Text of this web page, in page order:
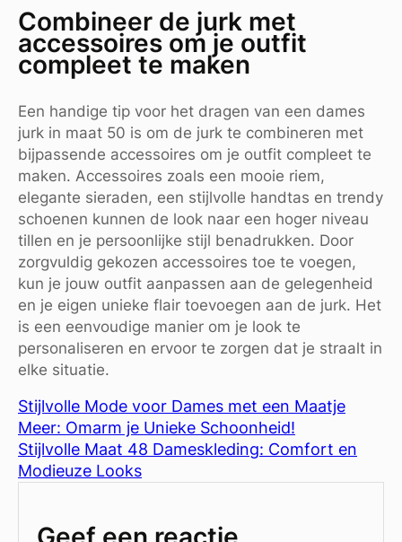
Combineer de jurk met
accessoires om je outfit
compleet te maken
Een handige tip voor het dragen van een dames
jurk in maat 50 is om de jurk te combineren met
bijpassende accessoires om je outfit compleet te
maken. Accessoires zoals een mooie riem,
elegante sieraden, een stijlvolle handtas en trendy
schoenen kunnen de look naar een hoger niveau
tillen en je persoonlijke stijl benadrukken. Door
zorgvuldig gekozen accessoires toe te voegen,
kun je jouw outfit aanpassen aan de gelegenheid
en je eigen unieke flair toevoegen aan de jurk. Het
is een eenvoudige manier om je look te
personaliseren en ervoor te zorgen dat je straalt in
elke situatie.
Stijlvolle Mode voor Dames met een Maatje
Meer: Omarm je Unieke Schoonheid!
Stijlvolle Maat 48 Dameskleding: Comfort en
Modieuze Looks